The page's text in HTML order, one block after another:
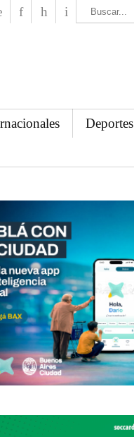
Deportes